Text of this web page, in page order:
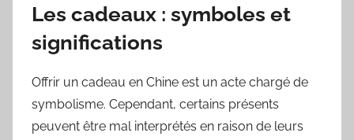
Les cadeaux : symboles et
significations
Offrir un cadeau en Chine est un acte chargé de
symbolisme. Cependant, certains présents
peuvent être mal interprétés en raison de leurs